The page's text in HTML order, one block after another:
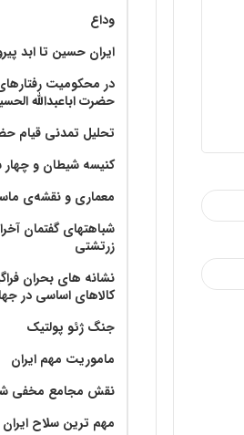
وداع
ایران حسین تا ابد
در محکومیت
حضرت اباعبدالله
تحلیل تمدنی قیام
کنیسه شیطان و چهار
معماری و نقشه‌ی
شباهتهای گفتمان
زرتشتی
نشانه های بحران
کالاهای اساسی در
جنگ ژئو پولتیک
ماموریت مهم ایران
نقش مجامع مخفی
مهم ترین سلاح ایران